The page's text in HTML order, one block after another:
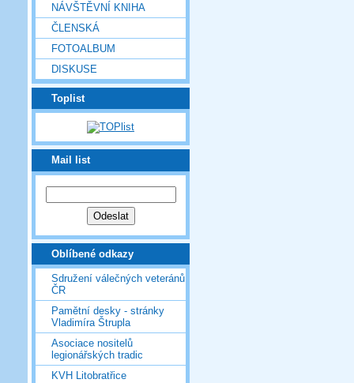
NÁVŠTĚVNÍ KNIHA
ČLENSKÁ
FOTOALBUM
DISKUSE
Toplist
Mail list
Oblíbené odkazy
Sdružení válečných veteránů
ČR
Pamětní desky - stránky
Vladimíra Štrupla
Asociace nositelů
legionářských tradic
KVH Litobratřice